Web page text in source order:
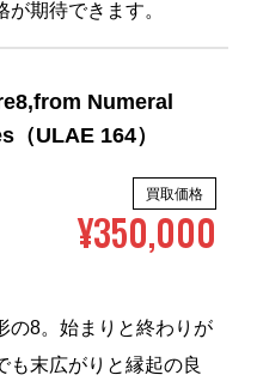
期待できます。
Numeral
（ULAE 164）
買取価格
¥350,000
の8。始まりと終わりが
も末広がりと縁起の良